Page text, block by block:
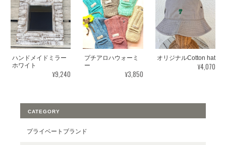
ハンドメイドミラー
ホワイト
¥9,240
プチアロハウォーミ
ー
¥3,850
オリジナルCotton hat
¥4,070
CATEGORY
プライベートブランド